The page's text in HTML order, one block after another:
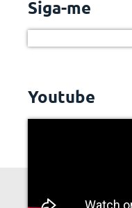
Siga-me
Youtube